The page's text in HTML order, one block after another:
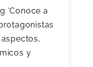
'Conoce a
y